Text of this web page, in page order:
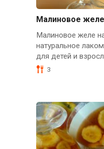
Малиновое желе
Малиновое желе
натуральное
для детей и
3